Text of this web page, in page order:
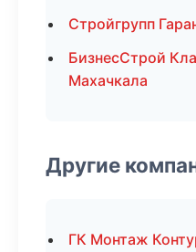
Стройгрупп
БизнесСтрой
Махачкала
Другие
ГК Монтаж